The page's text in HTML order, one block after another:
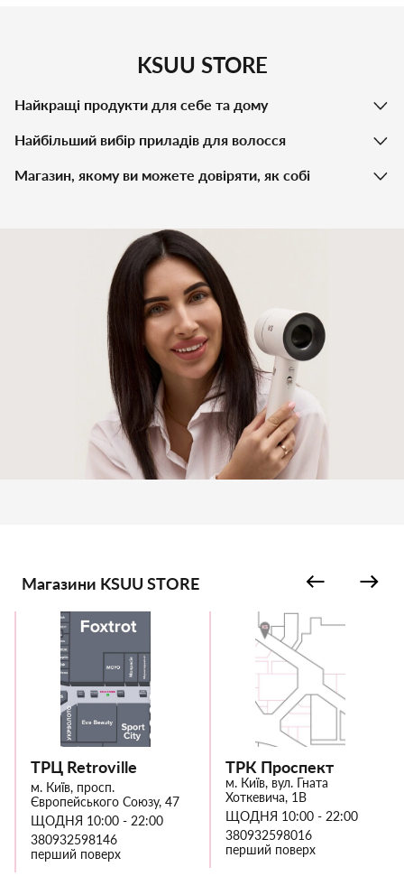
KSUU STORE
Найкращі продукти для себе та дому
Найбільший вибір приладів для волосся
Магазин, якому ви можете довіряти, як собі
Магазини KSUU STORE
ТРЦ Retroville
м. Київ, просп.
Європейського Союзу, 47
ЩОДНЯ 10:00 - 22:00
380932598146
перший поверх
ТРК Проспект
м. Київ, вул. Гната
Хоткевича, 1В
ЩОДНЯ 10:00 - 22:00
380932598016
перший поверх